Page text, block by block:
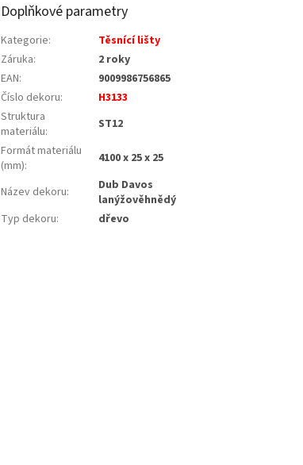
Doplňkové parametry
Kategorie:
Těsnící lišty
Záruka:
2 roky
EAN:
9009986756865
Číslo dekoru:
H3133
Struktura
materiálu:
ST12
Formát materiálu
(mm): 4100 x 25 x 25
Název dekoru:
Dub Davos
lanýžověhnědý
Typ dekoru: dřevo